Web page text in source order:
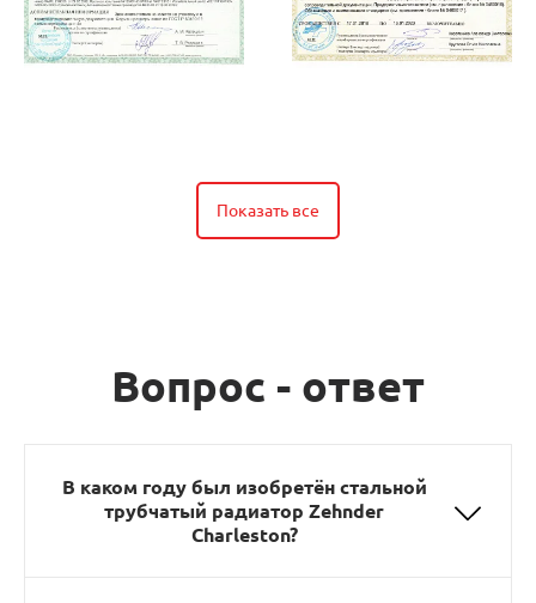
Показать все
Вопрос - ответ
В каком году был изобретён стальной
трубчатый радиатор Zehnder
Charleston?